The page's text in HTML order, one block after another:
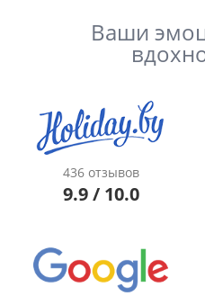
Ваши
436 отзывов
9.9 / 10.0